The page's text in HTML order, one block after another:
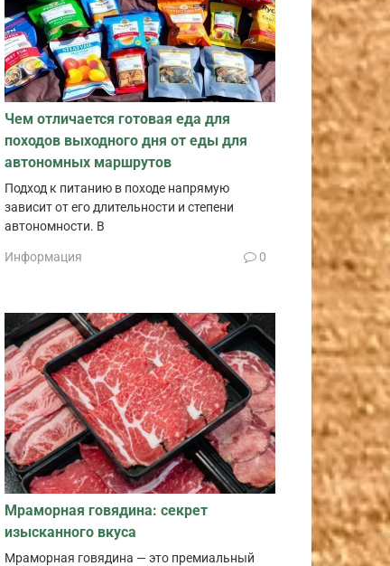
Чем отличается готовая еда для
походов выходного дня от еды для
автономных маршрутов
Подход к питанию в походе напрямую
зависит от его длительности и степени
автономности. В
Информация 0
Мраморная говядина: секрет
изысканного вкуса
Мраморная говядина — это премиальный